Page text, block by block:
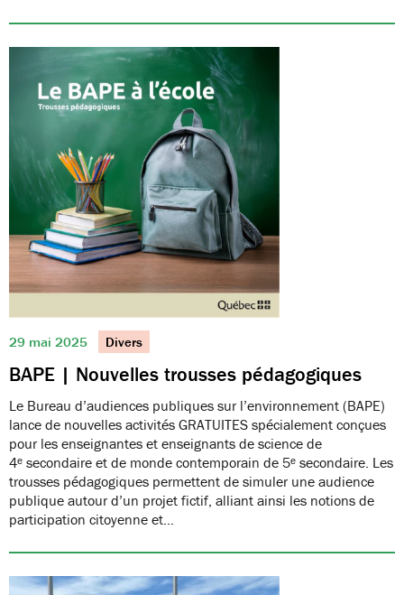
29 mai 2025 Divers
BAPE | Nouvelles trousses pédagogiques
Le Bureau d’audiences publiques sur l’environnement (BAPE)
lance de nouvelles activités GRATUITES spécialement conçues
pour les enseignantes et enseignants de science de
4ᵉ secondaire et de monde contemporain de 5ᵉ secondaire. Les
trousses pédagogiques permettent de simuler une audience
publique autour d’un projet fictif, alliant ainsi les notions de
participation citoyenne et…